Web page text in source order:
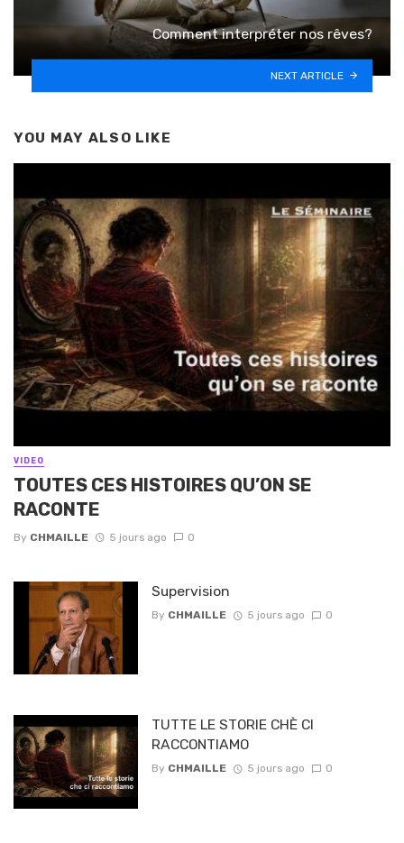
Comment interpréter nos rêves?
NEXT ARTICLE
YOU MAY ALSO LIKE
VIDEO
TOUTES CES HISTOIRES QU’ON SE
RACONTE
By CHMAILLE 5 jours ago 0
Supervision
By CHMAILLE 5 jours ago 0
TUTTE LE STORIE CHÈ CI
RACCONTIAMO
By CHMAILLE 5 jours ago 0